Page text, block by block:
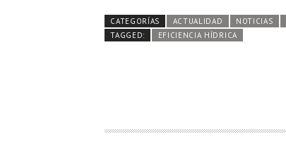
b
o
itt
er
ts
A
e
dI
m
CATEGORÍAS ACTUALIDAD NOTICIAS
TAGGED:
EFICIENCIA HÍDRICA